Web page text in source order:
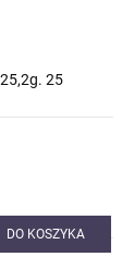
25
DO KOSZYKA